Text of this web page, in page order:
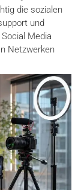
die sozialen
und
Media
Netzwerken